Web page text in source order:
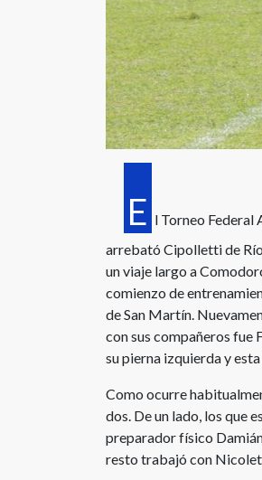
E l Torneo Federal
arrebató Cipolletti de
un viaje largo a
comienzo de
de San Martín.
con sus compañeros fue
su pierna izquierda y
Como ocurre
dos. De un lado, los que
preparador físico
resto trabajó con